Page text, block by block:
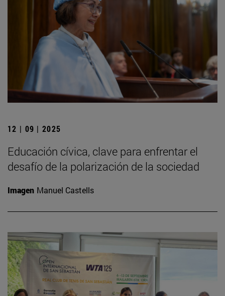
12 | 09 | 2025
Educación cívica, clave para enfrentar el
desafío de la polarización de la sociedad
Imagen Manuel Castells